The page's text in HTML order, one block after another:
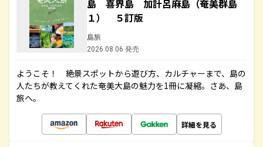
島 喜界島 加計呂麻島（奄美群島
１） ５訂版
島旅
2026.08.06 発売
ようこそ！ 絶景スポットから遊び方、カルチャーまで、島の
人たちが教えてくれた奄美大島の魅力を1冊に凝縮。さあ、島
旅へ。
詳細を見る